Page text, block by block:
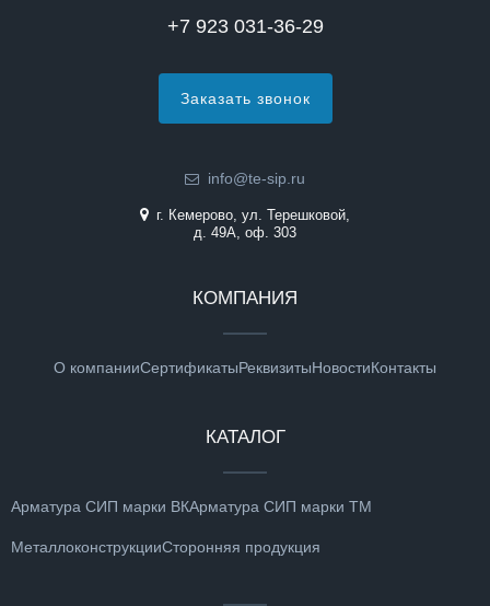
+7 923 031-36-29
Заказать звонок
info@te-sip.ru
г. Кемерово, ул. Терешковой,
д. 49А, оф. 303
КОМПАНИЯ
О компанииСертификатыРеквизитыНовостиКонтакты
КАТАЛОГ
Арматура СИП марки ВКАрматура СИП марки ТМ
МеталлоконструкцииСторонняя продукция